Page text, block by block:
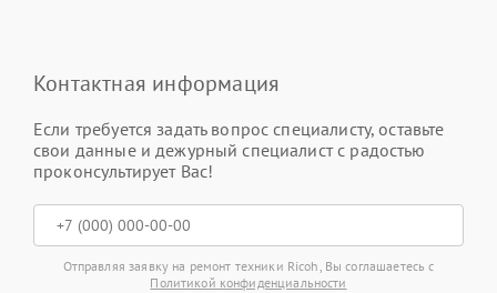
Контактная информация
Если требуется задать вопрос специалисту, оставьте
свои данные и дежурный специалист с радостью
проконсультирует Вас!
Отправляя заявку на ремонт техники Ricoh, Вы соглашаетесь с
Политикой конфиденциальности